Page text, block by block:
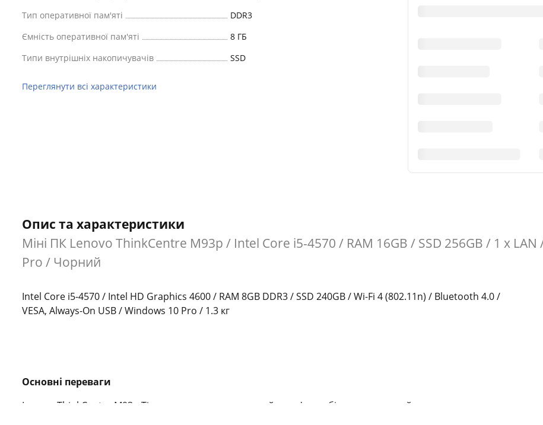
Тип оперативної пам'яті
DDR3
Ємність оперативної пам'яті
8 ГБ
Типи внутрішніх накопичувачів
SSD
Переглянути всі характеристики
Опис та характеристики
Міні ПК Lenovo ThinkCentre M93p / Intel Core i5-4570 / RAM 16GB / SSD 256GB / 1 x
Pro / Чорний
Intel Core i5-4570 / Intel HD Graphics 4600 / RAM 8GB DDR3 / SSD 240GB / Wi-Fi 4 (802.11n) / Bluetooth 4.0 /
VESA, Always-On USB / Windows 10 Pro / 1.3 кг
Основні переваги
Lenovo ThinkCentre M93p Tiny — це ультракомпактний комп'ютер бізнес-класу, який поєднує високу